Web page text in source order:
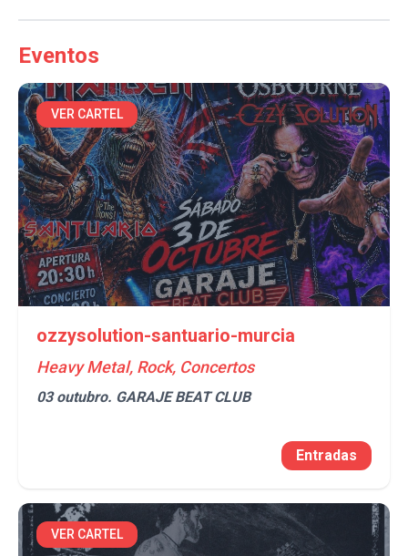
Eventos
VER CARTEL
ozzysolution-santuario-murcia
Heavy Metal, Rock, Concertos
03 outubro. GARAJE BEAT CLUB
Entradas
VER CARTEL